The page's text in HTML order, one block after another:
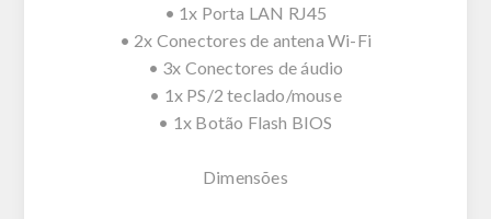
• 1x Porta LAN RJ45
• 2x Conectores de antena Wi-Fi
• 3x Conectores de áudio
• 1x PS/2 teclado/mouse
• 1x Botão Flash BIOS
Dimensões